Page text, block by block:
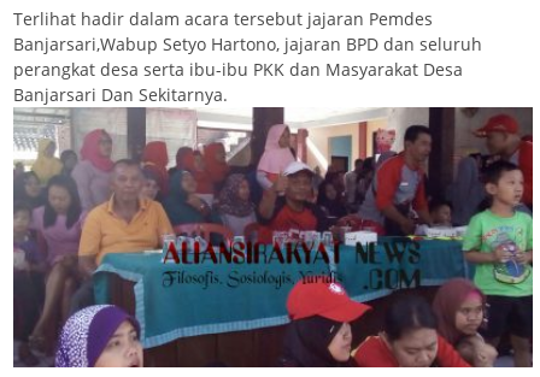
Terlihat hadir dalam acara tersebut jajaran Pemdes
Banjarsari,Wabup Setyo Hartono, jajaran BPD dan seluruh
perangkat desa serta ibu-ibu PKK dan Masyarakat Desa
Banjarsari Dan Sekitarnya.